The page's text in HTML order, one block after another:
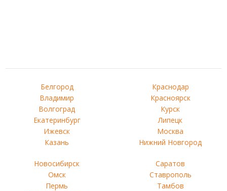
Белгород
Владимир
Волгоград
Екатеринбург
Ижевск
Казань
Краснодар
Красноярск
Курск
Липецк
Москва
Нижний Новгород
Новосибирск
Омск
Пермь
Саратов
Ставрополь
Тамбов